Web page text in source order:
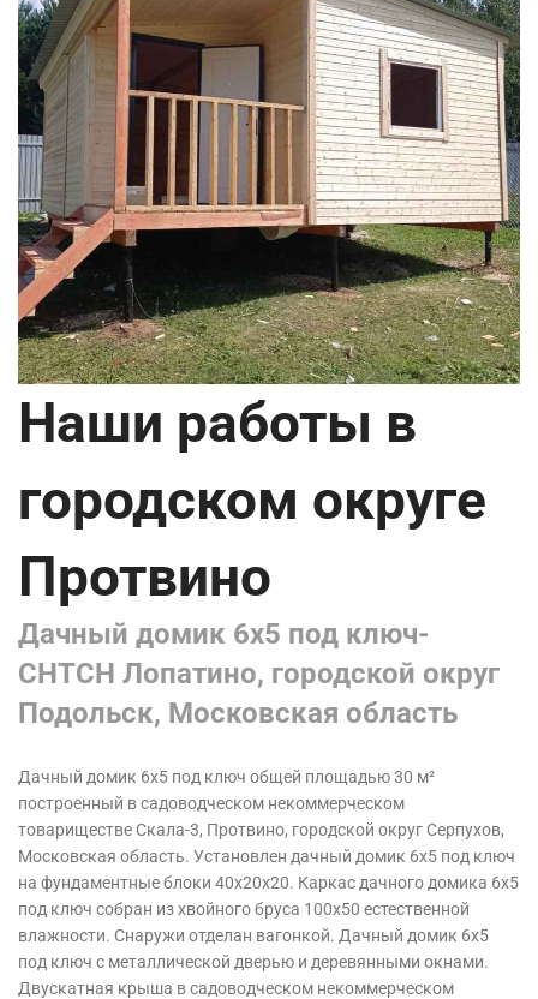
Наши работы в
городском округе
Протвино
Дачный домик 6х5 под ключ-
СНТСН Лопатино, городской округ
Подольск, Московская область
Дачный домик 6х5 под ключ общей площадью 30 м²
построенный в садоводческом некоммерческом
товариществе Скала-3, Протвино, городской округ Серпухов,
Московская область. Установлен дачный домик 6х5 под ключ
на фундаментные блоки 40х20х20. Каркас дачного домика 6х5
под ключ собран из хвойного бруса 100х50 естественной
влажности. Снаружи отделан вагонкой. Дачный домик 6х5
под ключ с металлической дверью и деревянными окнами.
Двускатная крыша в садоводческом некоммерческом